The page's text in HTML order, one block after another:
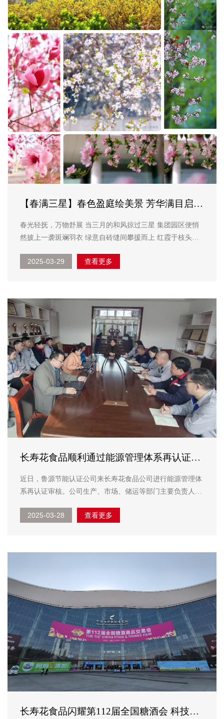
【春满三星】春色盈庭绘美景 芳华满目启新
春光轻抚，万物舒展 当三月的和风掠过三星 集团园区便悄
然披上一袭斑斓羽衣 绿意自砖缝间攀援而上 红霞于枝头翩
2025-03-29 查看更多
长寿花食品顺利通过能源管理体系再认证审
核
近日，鲁源节能认证公司来长寿花食品公司进行能源管理体
系再认证审核。公司生产、市场、储运等部门主要负责人及
全面了解公司能源管理体系文件，对能源管理目标指标方案
2025-03-28 查看更多
长寿花食品闪耀第112届全国糖酒会 科技赋